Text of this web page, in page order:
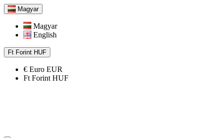
Magyar
Magyar
English
Ft Forint HUF
€ Euro EUR
Ft Forint HUF